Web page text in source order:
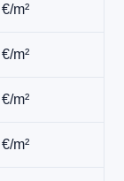
m²
m²
m²
m²